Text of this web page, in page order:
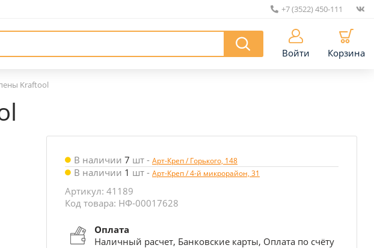
+7 (3522) 450-111
Войти Корзина
Kraftool
В наличии 7 шт - Арт-Креп / Горького, 148
В наличии 1 шт - Арт-Креп / 4-й микрорайон, 31
Артикул: 41189
Код товара: НФ-00017628
Оплата
Наличный расчет, Банковские карты, Оплата по счёту